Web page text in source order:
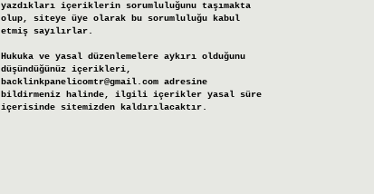
yazdıkları içeriklerin sorumluluğunu taşımakta
olup, siteye üye olarak bu sorumluluğu kabul
etmiş sayılırlar.
Hukuka ve yasal düzenlemelere aykırı olduğunu
düşündüğünüz içerikleri,
backlinkpanelicomtr@gmail.comadresine
bildirmeniz halinde, ilgili içerikler yasal süre
içerisinde sitemizden kaldırılacaktır.